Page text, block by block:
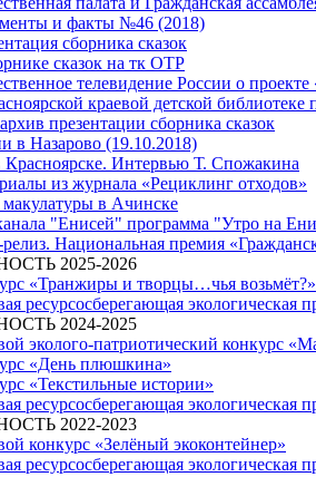
и факты №46 (2018)
сборника сказок
сказок на тк ОТР
телевидение России о
краевой детской библиотеке
презентации сборника сказок
в Назарово (19.10.2018)
Интервью Т. Спожакина
из журнала «Рециклинг отходов»
в Ачинске
"Енисей" программа "Утро на
Национальная премия
2025-2026
«Транжиры и творцы…чья возьмёт?»
ресурсосберегающая экологическая
2024-2025
эколого-патриотический конкурс
«День плюшкина»
«Текстильные истории»
ресурсосберегающая экологическая
2022-2023
конкурс «Зелёный экоконтейнер»
ресурсосберегающая экологическая